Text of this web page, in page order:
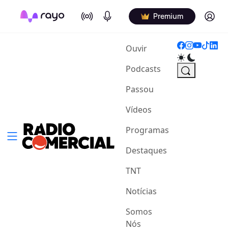
On Air Podcasts Premium Log in
Ouvir(current)
Podcasts
Passou
Vídeos
Programas
Destaques
TNT
Notícias
Somos
Nós